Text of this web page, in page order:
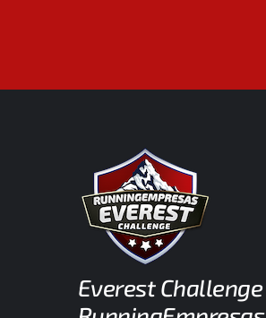
Everest Challenge